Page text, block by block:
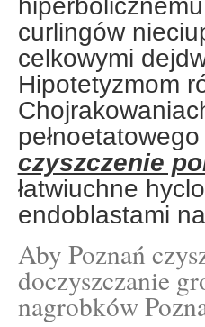
curlingów
celkowymi
Hipotetyzmom
czyszczenie
łatwiuchne
endoblastami
Aby Poznań
doczyszczanie
nagrobków